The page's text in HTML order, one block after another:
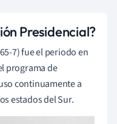
Presidencial?
7) fue el periodo en
programa de
continuamente a
estados del Sur.